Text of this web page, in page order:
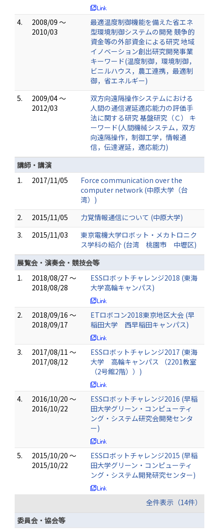
4.
2008/09 ～
2010/03
最適温度制御機能を備えた省エネ
型環境制御システムの開発 競争的
資金等の外部資金による研究 地域
イノベーション創出研究開発事業
キーワード(温度制御，環境制御，
ビニルハウス，農工連携，最適制
御，省エネルギー)
5.
2009/04 ～
2012/03
双方向遠隔操作システムにおける
人間の通信遅延適応能力の評価手
法に関する研究 基盤研究（Ｃ） キ
ーワード(人間機械システム，双方
向遠隔操作，制御工学，情報通
信，伝達遅延，適応能力)
講師・講演
1.
2017/11/05
Force communication over the
computer network (中原大学（台
湾）)
2.
2015/11/05
力覚情報通信について (中原大学)
3.
2015/11/03
東京電機大学ロボット・メカトロニク
ス学科の紹介 (台湾 桃園市 中壢区)
展覧会・演奏会・競技会等
1.
2018/08/27 ～
2018/08/28
ESSロボットチャレンジ2018 (東海
大学高輪キャンパス)
2.
2018/09/16 ～
2018/09/17
ETロボコン2018東京地区大会 (早
稲田大学 西早稲田キャンパス)
3.
2017/08/11 ～
2017/08/12
ESSロボットチャレンジ2017 (東海
大学 高輪キャンパス （2201教室
（2号館2階））)
4.
2016/10/20 ～
2016/10/22
ESSロボットチャレンジ2016 (早稲
田大学グリーン・コンピューティ
ング・システム研究会開発センタ
ー)
5.
2015/10/20 ～
2015/10/22
ESSロボットチャレンジ2015 (早稲
田大学グリーン・コンピューティ
ング・システム開発研究センター)
全件表示（14件）
委員会・協会等